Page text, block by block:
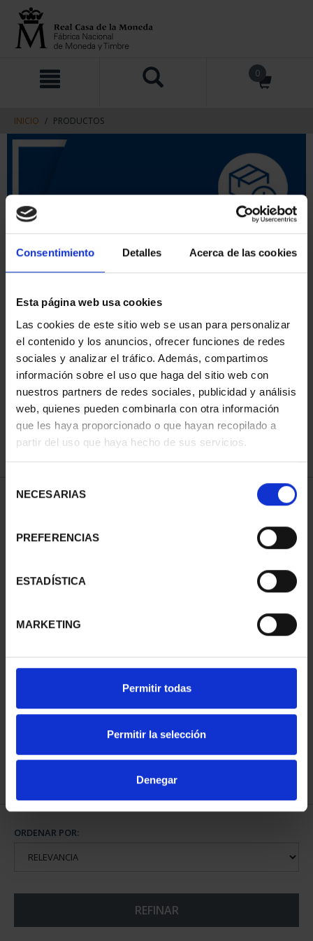
Consentimiento Detalles Acerca de las cookies
Esta página web usa cookies
Las cookies de este sitio web se usan para personalizar
el contenido y los anuncios, ofrecer funciones de redes
sociales y analizar el tráfico. Además, compartimos
información sobre el uso que haga del sitio web con
nuestros partners de redes sociales, publicidad y análisis
web, quienes pueden combinarla con otra información
que les haya proporcionado o que hayan recopilado a
partir del uso que haya hecho de sus servicios.
NECESARIAS
PREFERENCIAS
ESTADÍSTICA
MARKETING
Permitir todas
Permitir la selección
Denegar
contenido
navegacin
0
INICIO PRODUCTOS
ORDENAR POR:
REFINAR
1 Productos encontrados
CIUDADES PATRIMONIO
73,00 €
ORDENAR POR:
REFINAR